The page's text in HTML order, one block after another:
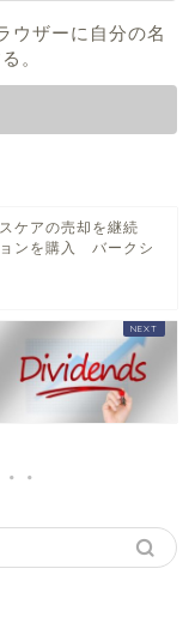
ウザーに自分の名
。
ケアの売却を継続
ンを購入 バークシ